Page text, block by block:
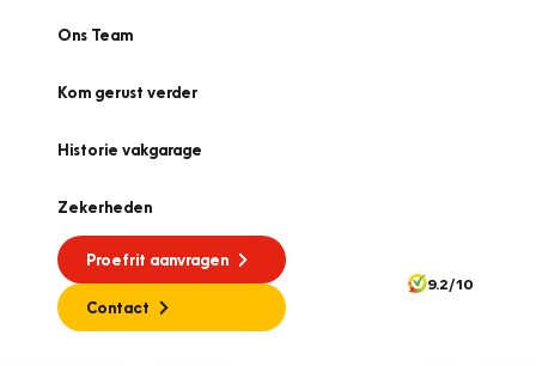
Ons Team
Kom gerust verder
Historie vakgarage
Zekerheden
Proefrit aanvragen
Contact
9.2/10